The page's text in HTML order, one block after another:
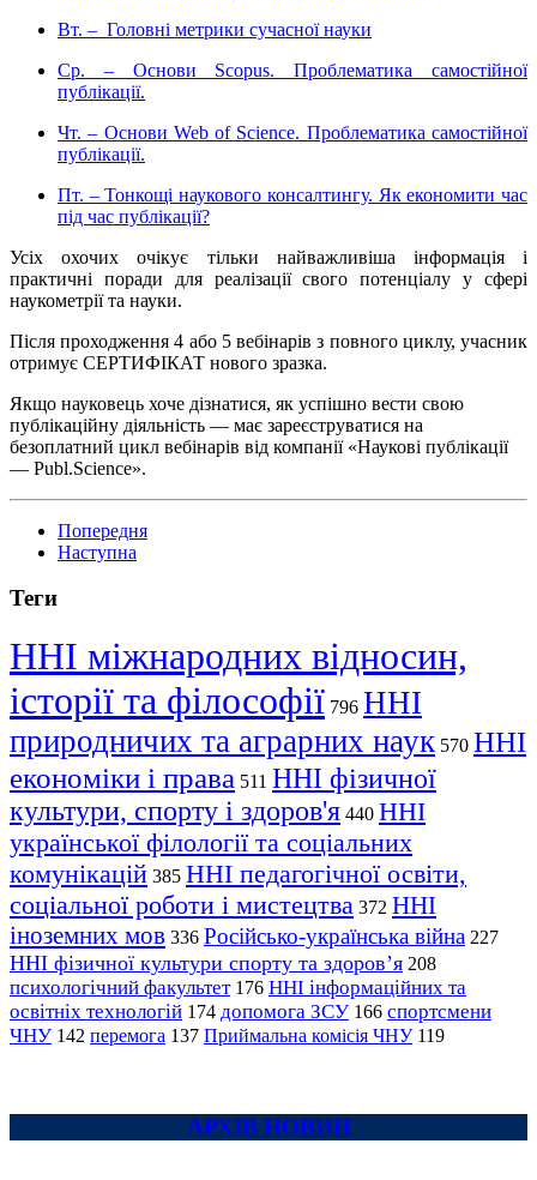
Вт. – Головні метрики сучасної науки
Ср. – Основи Scopus. Проблематика самостійної
публікації.
Чт. – Основи Web of Science. Проблематика самостійної
публікації.
Пт. – Тонкощі наукового консалтингу. Як економити час
під час публікації?
Усіх охочих очікує тільки найважливіша інформація і
практичні поради для реалізації свого потенціалу у сфері
наукометрії та науки.
Після проходження 4 або 5 вебінарів з повного циклу, учасник
отримує СЕРТИФІКАТ нового зразка.
Якщо науковець хоче дізнатися, як успішно вести свою
публікаційну діяльність — має зареєструватися на
безоплатний цикл вебінарів від компанії «Наукові публікації
— Publ.Science».
Попередня
Наступна
Теги
ННІ міжнародних відносин,
історії та філософії 796 ННІ
природничих та аграрних наук 570 ННІ
економіки і права 511 ННІ фізичної
культури, спорту і здоров'я 440 ННІ
української філології та соціальних
комунікацій 385 ННІ педагогічної освіти,
соціальної роботи і мистецтва 372 ННІ
іноземних мов 336 Російсько-українська війна 227
ННІ фізичної культури спорту та здоров’я 208
психологічний факультет 176 ННІ інформаційних та
освітніх технологій 174 допомога ЗСУ 166 спортсмени
ЧНУ 142 перемога 137 Приймальна комісія ЧНУ 119
АРХІВ НОВИН